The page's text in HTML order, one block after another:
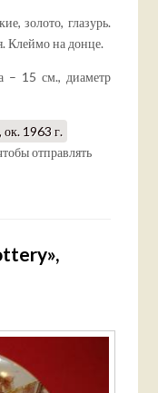
золото, глазурь.
Клеймо на донце.
– 15 см., диаметр
1963 г.
отправлять